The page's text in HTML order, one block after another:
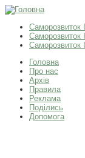
Саморозвиток
Саморозвиток
Саморозвиток
Головна
Про нас
Архів
Правила
Реклама
Поділись
Допомога